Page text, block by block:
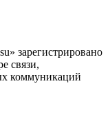
зарегистрировано
связи,
коммуникаций